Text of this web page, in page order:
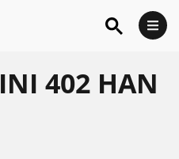
402 HAN